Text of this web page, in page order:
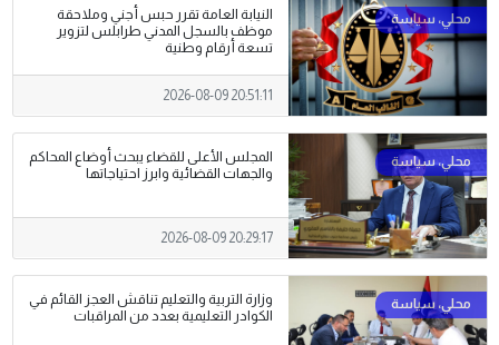
النيابة العامة تقرر حبس أجني وملاحقة
موظف بالسجل المدني طرابلس لتزوير
تسعة أرقام وطنية
2026-08-09 20:51:11
المجلس الأعلى للقضاء يبحث أوضاع المحاكم
والجهات القضائية وابرز احتياجاتها
2026-08-09 20:29:17
وزارة التربية والتعليم تناقش العجز القائم في
الكوادر التعليمية بعدد من المراقبات